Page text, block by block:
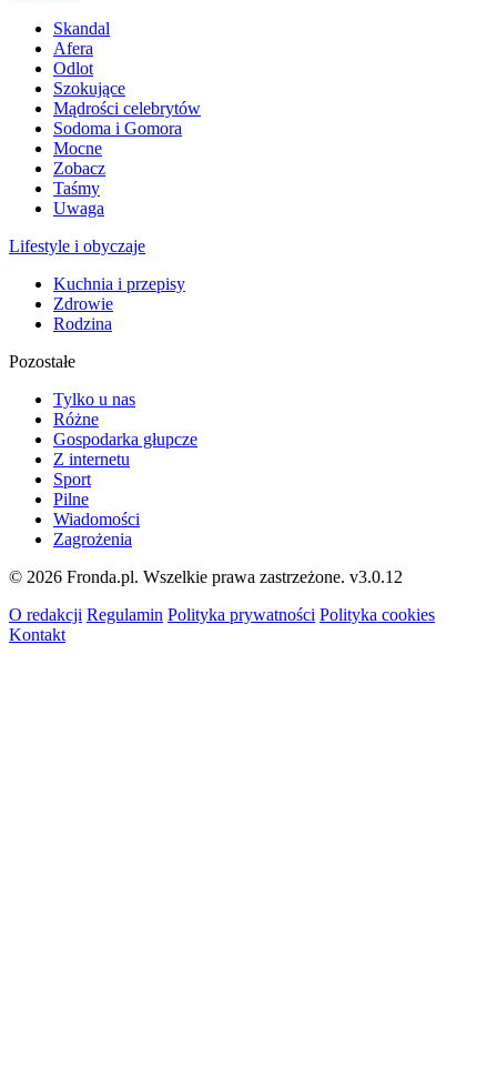
Skandal
Afera
Odlot
Szokujące
Mądrości celebrytów
Sodoma i Gomora
Mocne
Zobacz
Taśmy
Uwaga
Lifestyle i obyczaje
Kuchnia i przepisy
Zdrowie
Rodzina
Pozostałe
Tylko u nas
Różne
Gospodarka głupcze
Z internetu
Sport
Pilne
Wiadomości
Zagrożenia
© 2026 Fronda.pl. Wszelkie prawa zastrzeżone. v3.0.12
O redakcji Regulamin Polityka prywatności Polityka cookies
Kontakt